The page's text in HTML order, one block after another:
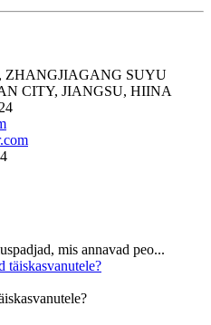
ZHANGJIAGANG SUYU
CITY, JIANGSU, HIINA
mis annavad peo...